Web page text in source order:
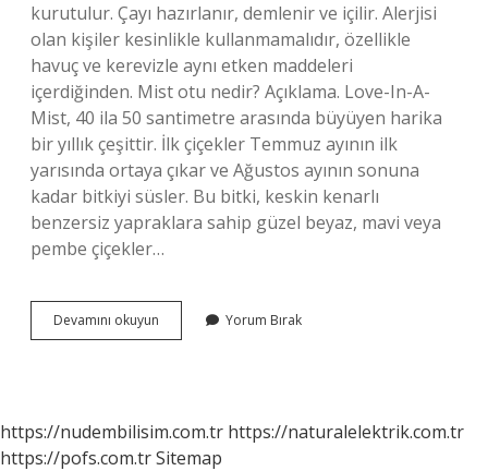
kurutulur. Çayı hazırlanır, demlenir ve içilir. Alerjisi
olan kişiler kesinlikle kullanmamalıdır, özellikle
havuç ve kerevizle aynı etken maddeleri
içerdiğinden. Mist otu nedir? Açıklama. Love-In-A-
Mist, 40 ila 50 santimetre arasında büyüyen harika
bir yıllık çeşittir. İlk çiçekler Temmuz ayının ilk
yarısında ortaya çıkar ve Ağustos ayının sonuna
kadar bitkiyi süsler. Bu bitki, keskin kenarlı
benzersiz yapraklara sahip güzel beyaz, mavi veya
pembe çiçekler…
Devamını okuyun
Otu
Yorum Bırak
https://nudembilisim.com.tr https://naturalelektrik.com.tr
https://pofs.com.trSitemap